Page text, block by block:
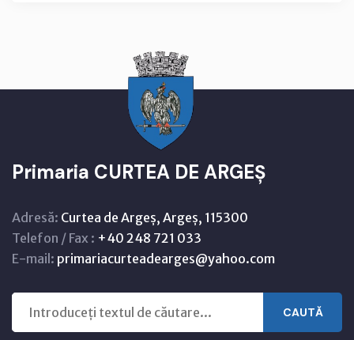
Primaria CURTEA DE ARGEȘ
Adresă: Curtea de Argeș, Argeș, 115300
Telefon / Fax : +40 248 721 033
E-mail: primariacurteadearges@yahoo.com
CAUTĂ